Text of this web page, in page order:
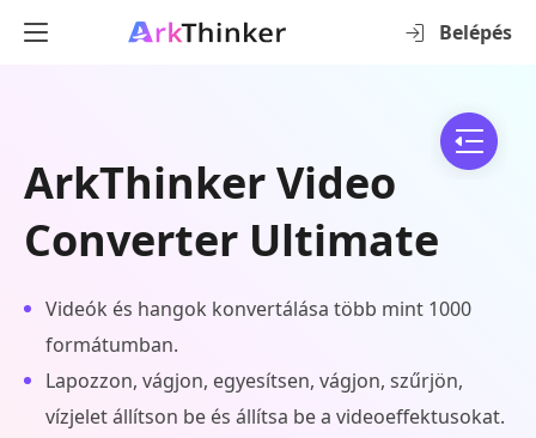
Belépés
ArkThinker Video
Converter Ultimate
Videók és hangok konvertálása több mint 1000
formátumban.
Lapozzon, vágjon, egyesítsen, vágjon, szűrjön,
vízjelet állítson be és állítsa be a videoeffektusokat.